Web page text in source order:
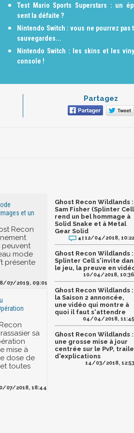
Test Mario Sports Superstars : un
sent la défaite ?
Nintendo Switch : vous ne pourrez pas
sauvegardes...
Nintendo Switch : les skins et les
console !
Partagez
et un
Recon
peuvent
mode
présente
07/2019, 09:01
sa
mise à
dose de
toutes
07/2018, 18:44
Ghost Recon Wildlands :
Sam Fisher (Splinter
rend un bel hommage à
Solid Snake et à Metal
Gear Solid
4 |12/04/2018, 10:22
Ghost Recon Wildlands :
Splinter Cell s'invite
le jeu, la preuve en
10/04/2018, 10:36
Ghost Recon Wildlands :
la Saison 2 annoncée,
une vidéo qui montre à
quoi il faut s'attendre
04/04/2018, 11:45
Ghost Recon Wildlands :
une grosse mise à jour
centrée sur le PvP,
d'explications
14/03/2018, 12:53